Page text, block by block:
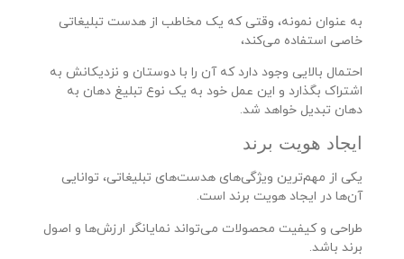
به عنوان نمونه، وقتی که یک مخاطب از هدست تبلیغاتی
خاصی استفاده می‌کند،
احتمال بالایی وجود دارد که آن را با دوستان و نزدیکانش به
اشتراک بگذارد و این عمل خود به یک نوع تبلیغ دهان به
دهان تبدیل خواهد شد.
ایجاد هویت برند
یکی از مهم‌ترین ویژگی‌های هدست‌های تبلیغاتی، توانایی
آن‌ها در ایجاد هویت برند است.
طراحی و کیفیت محصولات می‌تواند نمایانگر ارزش‌ها و اصول
برند باشد.